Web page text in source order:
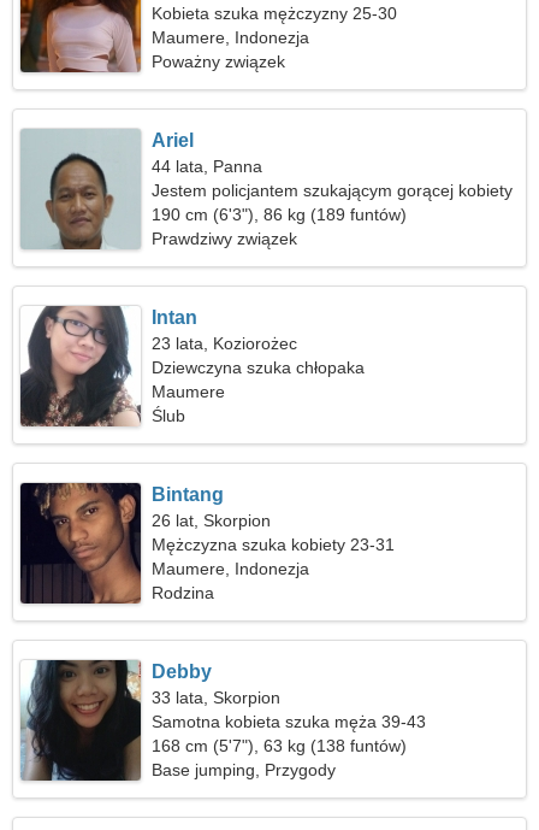
Kobieta szuka mężczyzny 25-30
Maumere, Indonezja
Poważny związek
Ariel
44 lata, Panna
Jestem policjantem szukającym gorącej kobiety
190 cm (6'3"), 86 kg (189 funtów)
Prawdziwy związek
Intan
23 lata, Koziorożec
Dziewczyna szuka chłopaka
Maumere
Ślub
Bintang
26 lat, Skorpion
Mężczyzna szuka kobiety 23-31
Maumere, Indonezja
Rodzina
Debby
33 lata, Skorpion
Samotna kobieta szuka męża 39-43
168 cm (5'7"), 63 kg (138 funtów)
Base jumping, Przygody